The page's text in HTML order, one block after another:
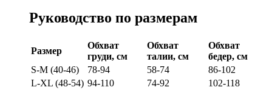
Руководство по размерам
Размер
Обхват
груди, см
Обхват
талии, см
Обхват
бедер, см
S-M (40-46)
78-94 58-74
86-102
L-XL (48-54) 94-110 74-92
102-118